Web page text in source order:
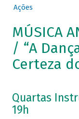
Ações
MÚSICA
/ “A
Certeza
Quartas
19h